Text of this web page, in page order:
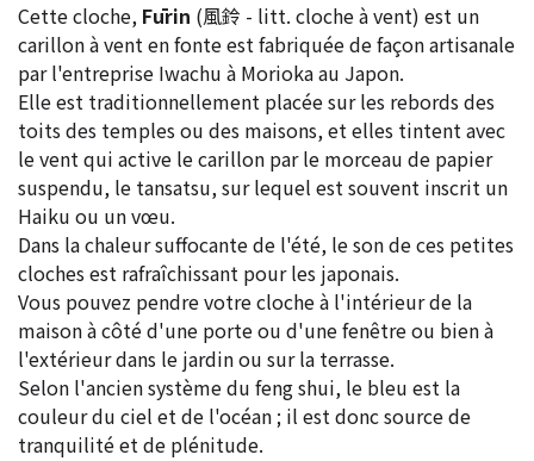
Cette cloche, Fūrin (風鈴 - litt. cloche à vent) est un
carillon à vent en fonte est fabriquée de façon artisanale
par l'entreprise Iwachu à Morioka au Japon.
Elle est traditionnellement placée sur les rebords des
toits des temples ou des maisons, et elles tintent avec
le vent qui active le carillon par le morceau de papier
suspendu, le tansatsu, sur lequel est souvent inscrit un
Haiku ou un vœu.
Dans la chaleur suffocante de l'été, le son de ces petites
cloches est rafraîchissant pour les japonais.
Vous pouvez pendre votre cloche à l'intérieur de la
maison à côté d'une porte ou d'une fenêtre ou bien à
l'extérieur dans le jardin ou sur la terrasse.
Selon l'ancien système du feng shui, le bleu est la
couleur du ciel et de l'océan ; il est donc source de
tranquilité et de plénitude.